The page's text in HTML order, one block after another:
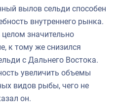
вылов сельди способен
внутреннего рынка.
значительно
к тому же снизился
с Дальнего Востока.
увеличить объемы
видов рыбы, чего не
он.